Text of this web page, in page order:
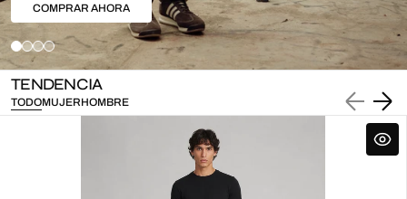
COMPRAR AHORA
TENDENCIA
TODOMUJERHOMBRE